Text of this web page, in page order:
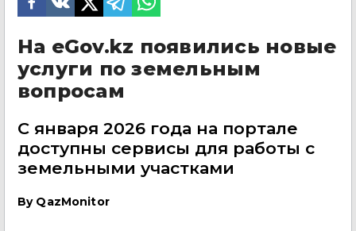
На eGov.kz появились новые
услуги по земельным
вопросам
С января 2026 года на портале
доступны сервисы для работы с
земельными участками
By QazMonitor